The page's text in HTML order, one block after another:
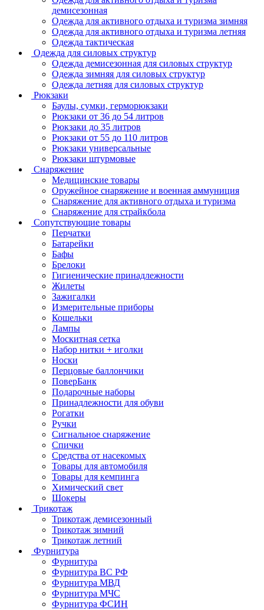
демисезонная
Одежда для активного отдыха и туризма зимняя
Одежда для активного отдыха и туризма летняя
Одежда тактическая
Одежда для силовых структур
Одежда демисезонная для силовых структур
Одежда зимняя для силовых структур
Одежда летняя для силовых структур
Рюкзаки
Баулы, сумки, герморюкзаки
Рюкзаки от 36 до 54 литров
Рюкзаки до 35 литров
Рюкзаки от 55 до 110 литров
Рюкзаки универсальные
Рюкзаки штурмовые
Снаряжение
Медицинские товары
Оружейное снаряжение и военная аммуниция
Снаряжение для активного отдыха и туризма
Снаряжение для страйкбола
Сопутствующие товары
Перчатки
Батарейки
Бафы
Брелоки
Гигиенические принадлежности
Жилеты
Зажигалки
Измерительные приборы
Кошельки
Лампы
Москитная сетка
Набор нитки + иголки
Носки
Перцовые баллончики
ПоверБанк
Подарочные наборы
Принадлежности для обуви
Рогатки
Ручки
Сигнальное снаряжение
Спички
Средства от насекомых
Товары для автомобиля
Товары для кемпинга
Химический свет
Шокеры
Трикотаж
Трикотаж демисезонный
Трикотаж зимний
Трикотаж летний
Фурнитура
Фурнитура
Фурнитура ВС РФ
Фурнитура МВД
Фурнитура МЧС
Фурнитура ФСИН